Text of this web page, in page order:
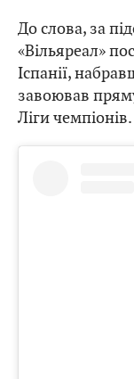
До слова, за
«Вільяреал»
Іспанії,
завоював
Ліги чемпіонів.